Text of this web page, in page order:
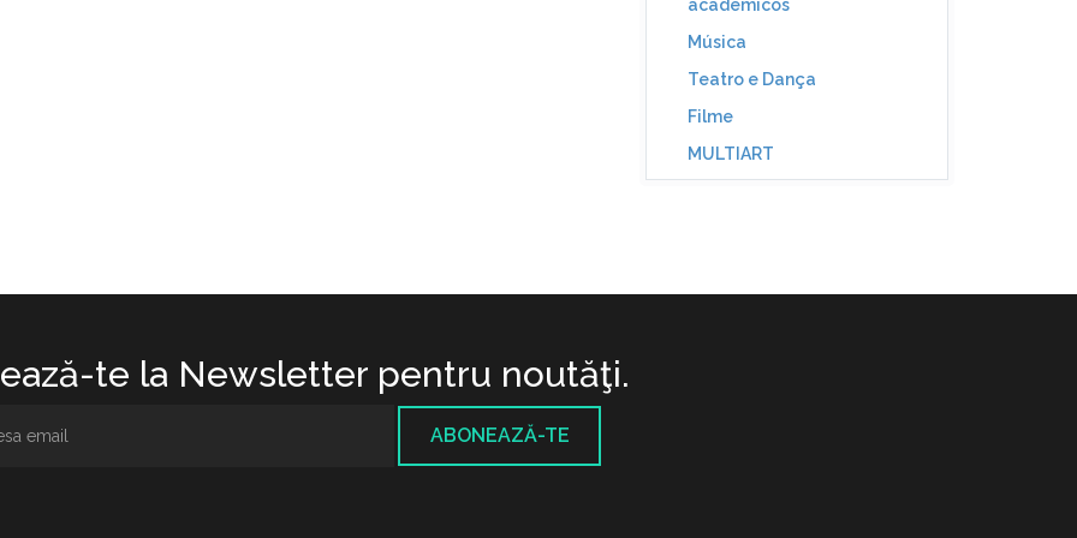
académicos
Música
Teatro e Dança
Filme
MULTIART
te la Newsletter pentru noutăţi.
ABONEAZĂ-TE